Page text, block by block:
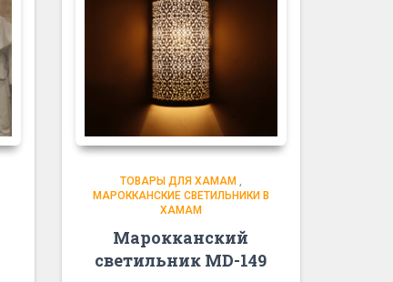
ТОВАРЫ ДЛЯ ХАМАМ,
МАРОККАНСКИЕ СВЕТИЛЬНИКИ В
ХАМАМ
Марокканский
светильник MD-149